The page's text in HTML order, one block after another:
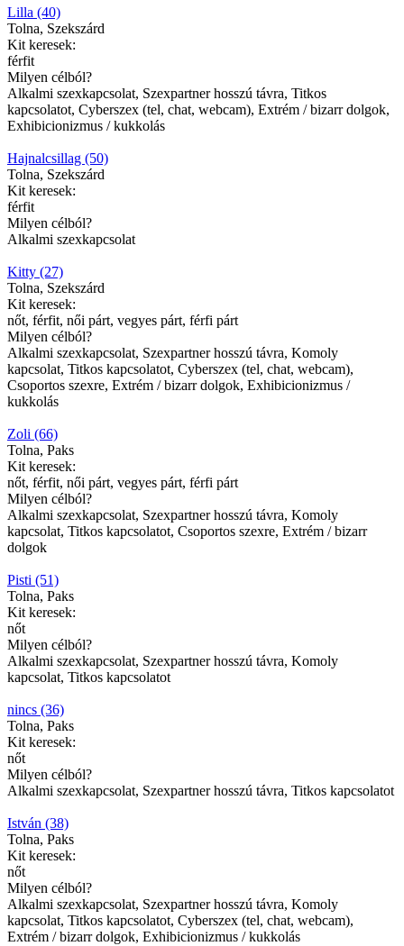
Lilla (40)
Tolna, Szekszárd
Kit keresek:
férfit
Milyen célból?
Alkalmi szexkapcsolat, Szexpartner hosszú távra, Titkos
kapcsolatot, Cyberszex (tel, chat, webcam), Extrém / bizarr dolgok,
Exhibicionizmus / kukkolás
Hajnalcsillag (50)
Tolna, Szekszárd
Kit keresek:
férfit
Milyen célból?
Alkalmi szexkapcsolat
Kitty (27)
Tolna, Szekszárd
Kit keresek:
nőt, férfit, női párt, vegyes párt, férfi párt
Milyen célból?
Alkalmi szexkapcsolat, Szexpartner hosszú távra, Komoly
kapcsolat, Titkos kapcsolatot, Cyberszex (tel, chat, webcam),
Csoportos szexre, Extrém / bizarr dolgok, Exhibicionizmus /
kukkolás
Zoli (66)
Tolna, Paks
Kit keresek:
nőt, férfit, női párt, vegyes párt, férfi párt
Milyen célból?
Alkalmi szexkapcsolat, Szexpartner hosszú távra, Komoly
kapcsolat, Titkos kapcsolatot, Csoportos szexre, Extrém / bizarr
dolgok
Pisti (51)
Tolna, Paks
Kit keresek:
nőt
Milyen célból?
Alkalmi szexkapcsolat, Szexpartner hosszú távra, Komoly
kapcsolat, Titkos kapcsolatot
nincs (36)
Tolna, Paks
Kit keresek:
nőt
Milyen célból?
Alkalmi szexkapcsolat, Szexpartner hosszú távra, Titkos kapcsolatot
István (38)
Tolna, Paks
Kit keresek:
nőt
Milyen célból?
Alkalmi szexkapcsolat, Szexpartner hosszú távra, Komoly
kapcsolat, Titkos kapcsolatot, Cyberszex (tel, chat, webcam),
Extrém / bizarr dolgok, Exhibicionizmus / kukkolás